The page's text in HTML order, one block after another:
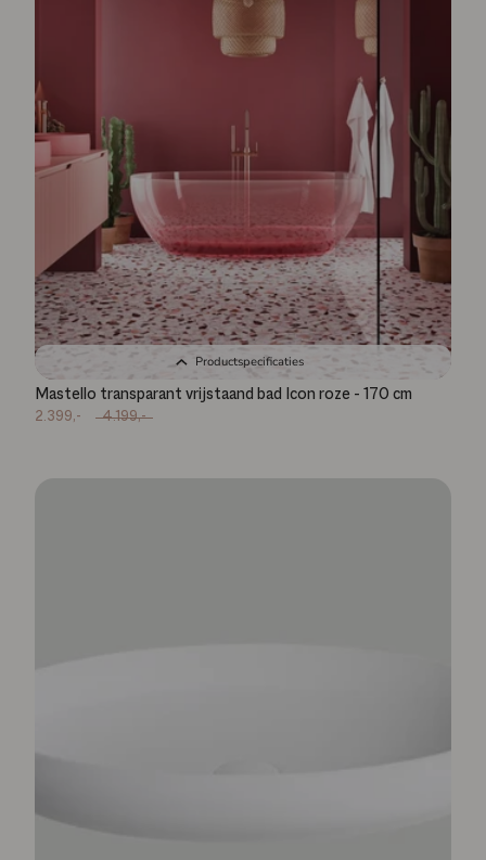
Productspecificaties
Mastello transparant vrijstaand bad Icon roze - 170 cm
2.399,- 4.199,-